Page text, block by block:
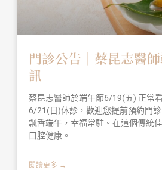
門診公告｜蔡昆志醫
訊
蔡昆志醫師於端午節6/19(五) 正常
6/21(日)休診，歡迎您提前預約門診
飄香端午，幸福常駐。在這個傳統
口腔健康。
閱讀更多 →